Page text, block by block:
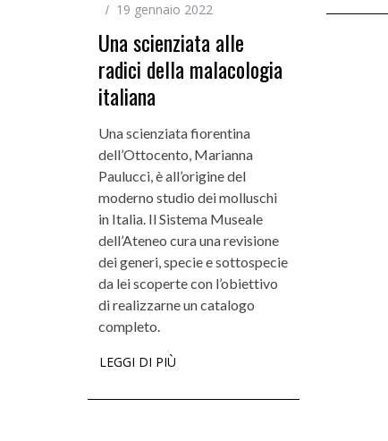
19 gennaio 2022
Una scienziata alle
radici della malacologia
italiana
Una scienziata fiorentina
dell’Ottocento, Marianna
Paulucci, è all’origine del
moderno studio dei molluschi
in Italia. Il Sistema Museale
dell’Ateneo cura una revisione
dei generi, specie e sottospecie
da lei scoperte con l’obiettivo
di realizzarne un catalogo
completo.
LEGGI DI PIÙ